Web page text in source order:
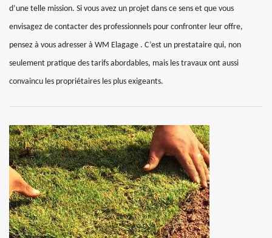
d’une telle mission. Si vous avez un projet dans ce sens et que vous
envisagez de contacter des professionnels pour confronter leur offre,
pensez à vous adresser à WM Elagage . C’est un prestataire qui, non
seulement pratique des tarifs abordables, mais les travaux ont aussi
convaincu les propriétaires les plus exigeants.